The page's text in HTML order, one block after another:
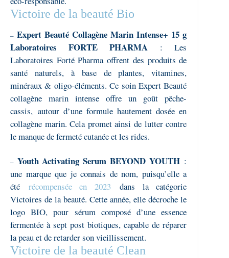
Victoire de la beauté Bio
–Expert Beauté Collagène Marin Intense+ 15 g
Laboratoires FORTE PHARMA
: Les
Laboratoires Forté Pharma offrent des produits de
santé naturels, à base de plantes, vitamines,
minéraux & oligo-éléments. Ce soin Expert Beauté
collagène marin intense offre un goût pêche-
cassis, autour d’une formule hautement dosée en
collagène marin. Cela promet ainsi de lutter contre
le manque de fermeté cutanée et les rides.
– Youth Activating Serum BEYOND YOUTH :
une marque que je connais de nom, puisqu’elle a
été récompensée en 2023 dans la catégorie
Victoires de la beauté. Cette année, elle décroche le
logo BIO, pour sérum composé d’une essence
fermentée à sept post biotiques, capable de réparer
la peau et de retarder son vieillissement.
Victoire de la beauté Clean